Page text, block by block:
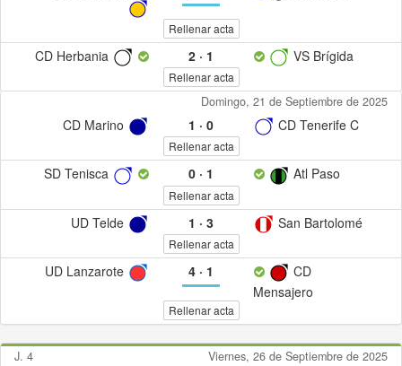
Rellenar acta
CD Herbania 2· 1 VS Brígida
Rellenar acta
Domingo, 21 de Septiembre de 2025
CD Marino 1 · 0 CD Tenerife C
Rellenar acta
SD Tenisca 0· 1 Atl Paso
Rellenar acta
UD Telde 1 · 3 San Bartolomé
Rellenar acta
UD Lanzarote 4· 1
CD
Mensajero
Rellenar acta
J. 4 Viernes, 26 de Septiembre de 2025